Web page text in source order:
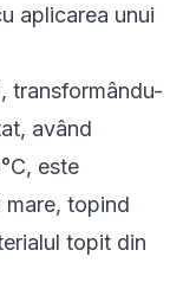
aplicarea unui
transformându-
având
este
topind
topit din